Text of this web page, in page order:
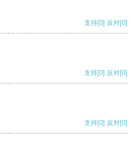
支持[0] 反对[0]
支持[0] 反对[0]
支持[0] 反对[0]